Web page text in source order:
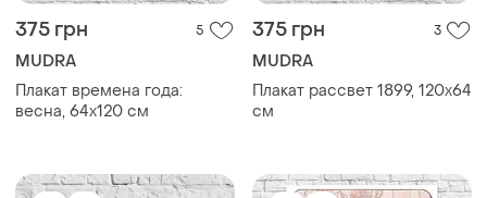
375 грн 5
MUDRA
Плакат времена года:
весна, 64х120 см
375 грн 3
MUDRA
Плакат рассвет 1899, 120х64
см